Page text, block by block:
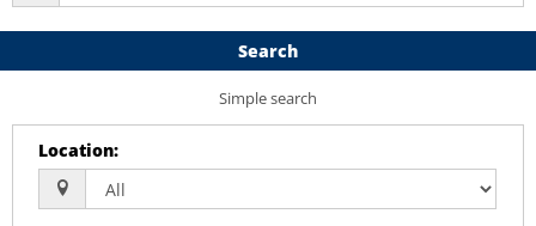
Search
Simple search
Location: